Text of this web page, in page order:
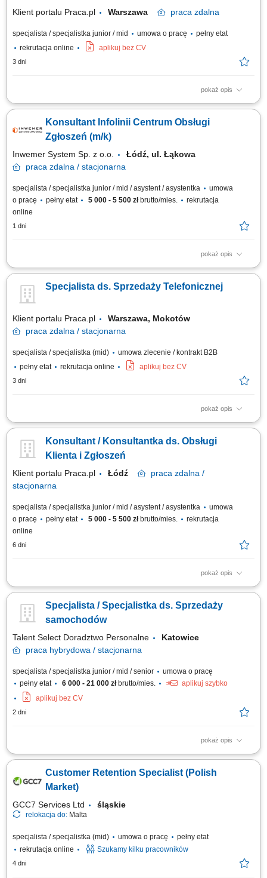
Klient portalu Praca.pl Warszawa praca zdalna
specjalista / specjalistka junior / mid umowa o pracę
pełny etat
rekrutacja online
aplikuj bez CV
3 dni
pokaż opis
zapewnianie profesjonalnej obsługi klienta w języku angielskim
użytkowników; odpowiadanie na pytania klientów i pomoc w
rozwiązywaniu bieżących problemów; diagnozowanie podstawowych
Konsultant Infolinii Centrum Obsługi
Zgłoszeń (m/k)
Inwemer System Sp. z o.o.
Łódź, ul. Łąkowa
praca zdalna / stacjonarna
specjalista / specjalistka junior / mid / asystent / asystentka
umowa
o pracę
pełny etat 5 000 - 5 500 złbrutto/mies.
rekrutacja
online
1 dni
pokaż opis
Praca wg grafiku Godziny pracy: od 8:00 do 18:00, od pon. do pt. oraz w
przyjmowanie zleceń od klientów firmy, przekazywanie do realizacji,
monitorowanie i raportowanie wykonania; obsługa reklamacji;
Specjalista ds. Sprzedaży Telefonicznej
Klient portalu Praca.pl
Warszawa, Mokotów
praca zdalna / stacjonarna
specjalista / specjalistka (mid)
umowa zlecenie / kontrakt B2B
pełny etat
rekrutacja online aplikuj bez CV
3 dni
pokaż opis
wykonywanie połączeń telefonicznych do klientów; aktywna sprzedaż
zachęcanie klientów do zakupu; informowanie klientów o programie,
terminach, lokalizacjach i dostępnych opcjach; doradzanie klientom i
Konsultant / Konsultantka ds. Obsługi
Klienta i Zgłoszeń
Klient portalu Praca.pl Łódź praca zdalna /
stacjonarna
specjalista / specjalistka junior / mid / asystent / asystentka
umowa
o pracę
pełny etat 5 000 - 5 500 złbrutto/mies.
rekrutacja
online
6 dni
pokaż opis
przyjmowanie zgłoszeń i zleceń od klientów oraz przekazywanie ich do
zgłoszeń i przygotowywanie raportów, obsługa reklamacji oraz wsparcie
klientów w rozwiązywaniu bieżących spraw, przygotowywanie
Specjalista / Specjalistka ds. Sprzedaży
samochodów
Talent Select Doradztwo Personalne
Katowice
praca hybrydowa / stacjonarna
specjalista / specjalistka junior / mid / senior
umowa o pracę
pełny etat
6 000 - 21 000 złbrutto/mies.
aplikuj szybko
aplikuj bez CV
2 dni
pokaż opis
Opis stanowiska: Prowadzenie sprzedaży nowych samochodów
brak konieczności pozyskiwania klientów. Badanie potrzeb klienta i
skuteczne dopasowanie oferty. Budowanie długotrwałych, pozytywnych
Customer Retention Specialist (Polish
Market)
GCC7 Services Ltd śląskie
relokacja do: Malta
specjalista / specjalistka (mid) umowa o pracę
pełny etat
rekrutacja online
Szukamy kilku pracowników
4 dni